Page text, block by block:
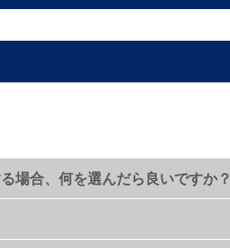
場合、何を選んだら良いですか？